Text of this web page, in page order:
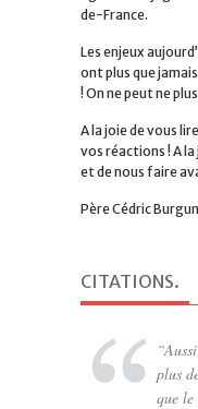
de-France.
Les enjeux
ont plus que
! On ne peut ne
A la joie de vous
vos réactions ! A
et de nous faire
Père Cédric Burgun
CITATIONS.
plus
que le